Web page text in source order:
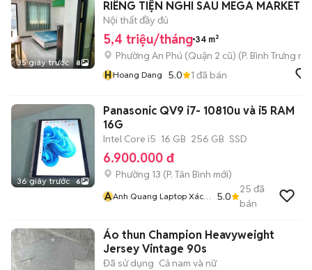
35 giây trước 8
RIÊNG TIỆN NGHI SAU MEGA MARKET
Q2💢
Nội thất đầy đủ
5,4 triệu/tháng 34 m²
Phường An Phú (Quận 2 cũ) (P. Bình Trưng
HHoang Dang 5.0 1 đã bán
36 giây trước 6
Panasonic QV9 i7- 10810u và i5 RAM
16G
Intel Core i5 16 GB 256 GB SSD
6.900.000 đ
Phường 13 (P. Tân Bình mới)
AAnh Quang Laptop Xách
Hành Dài Hạn
5.0
25 đã
bán
Áo thun Champion Heavyweight
Jersey Vintage 90s
Đã sử dụng Cả nam và nữ